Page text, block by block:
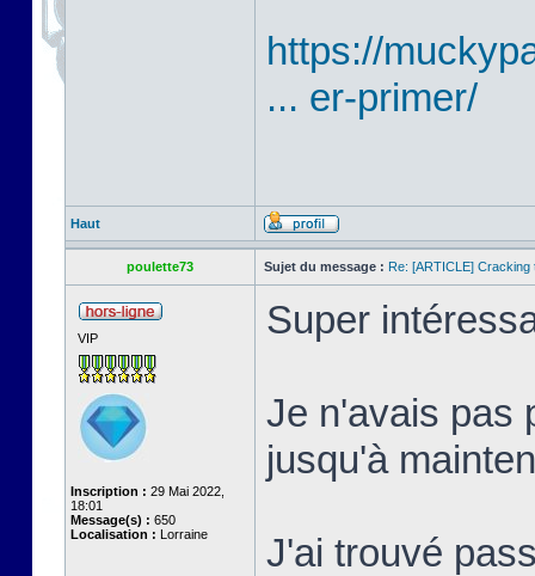
https://
... er-primer/
Haut
poulette73 Sujet du message : Re: [ARTICLE] Cracking
VIP
Inscription : 29 Mai 2022,
18:01
Message(s) : 650
Localisation : Lorraine
Super
Je n'avais pas
jusqu'à
J'ai trouvé